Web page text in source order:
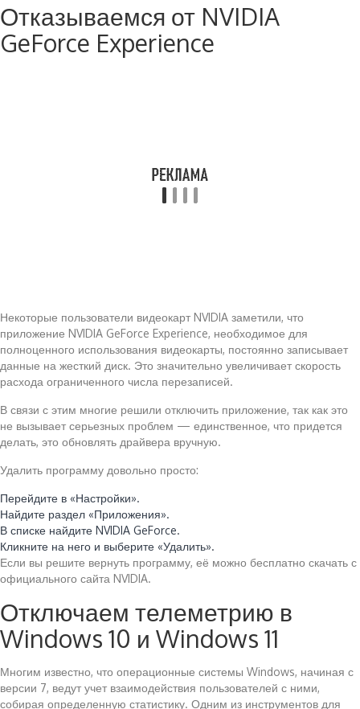
Отказываемся от NVIDIA
GeForce Experience
Некоторые пользователи видеокарт NVIDIA заметили, что
приложение NVIDIA GeForce Experience, необходимое для
полноценного использования видеокарты, постоянно записывает
данные на жесткий диск. Это значительно увеличивает скорость
расхода ограниченного числа перезаписей.
В связи с этим многие решили отключить приложение, так как это
не вызывает серьезных проблем — единственное, что придется
делать, это обновлять драйвера вручную.
Удалить программу довольно просто:
Перейдите в «Настройки».
Найдите раздел «Приложения».
В списке найдите NVIDIA GeForce.
Кликните на него и выберите «Удалить».
Если вы решите вернуть программу, её можно бесплатно скачать с
официального сайта NVIDIA.
Отключаем телеметрию в
Windows 10 и Windows 11
Многим известно, что операционные системы Windows, начиная с
версии 7, ведут учет взаимодействия пользователей с ними,
собирая определенную статистику. Одним из инструментов для